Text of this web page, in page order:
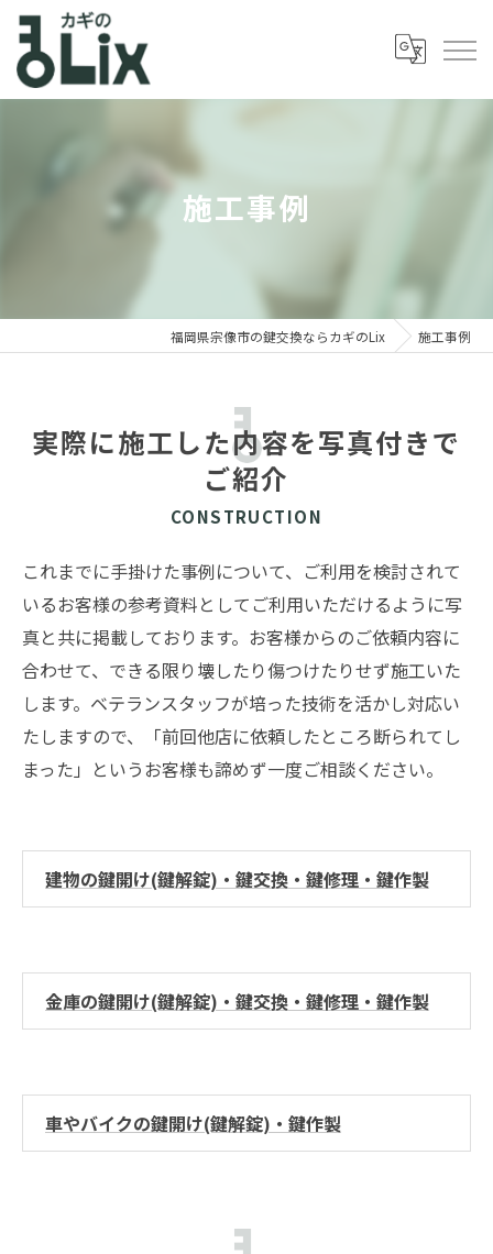
施工事例
福岡県宗像市の鍵交換ならカギのLix 施工事例
実際に施工した内容を写真付きで
ご紹介
CONSTRUCTION
これまでに手掛けた事例について、ご利用を検討されて
いるお客様の参考資料としてご利用いただけるように写
真と共に掲載しております。お客様からのご依頼内容に
合わせて、できる限り壊したり傷つけたりせず施工いた
します。ベテランスタッフが培った技術を活かし対応い
たしますので、「前回他店に依頼したところ断られてし
まった」というお客様も諦めず一度ご相談ください。
建物の鍵開け(鍵解錠)・鍵交換・鍵修理・鍵作製
金庫の鍵開け(鍵解錠)・鍵交換・鍵修理・鍵作製
車やバイクの鍵開け(鍵解錠)・鍵作製